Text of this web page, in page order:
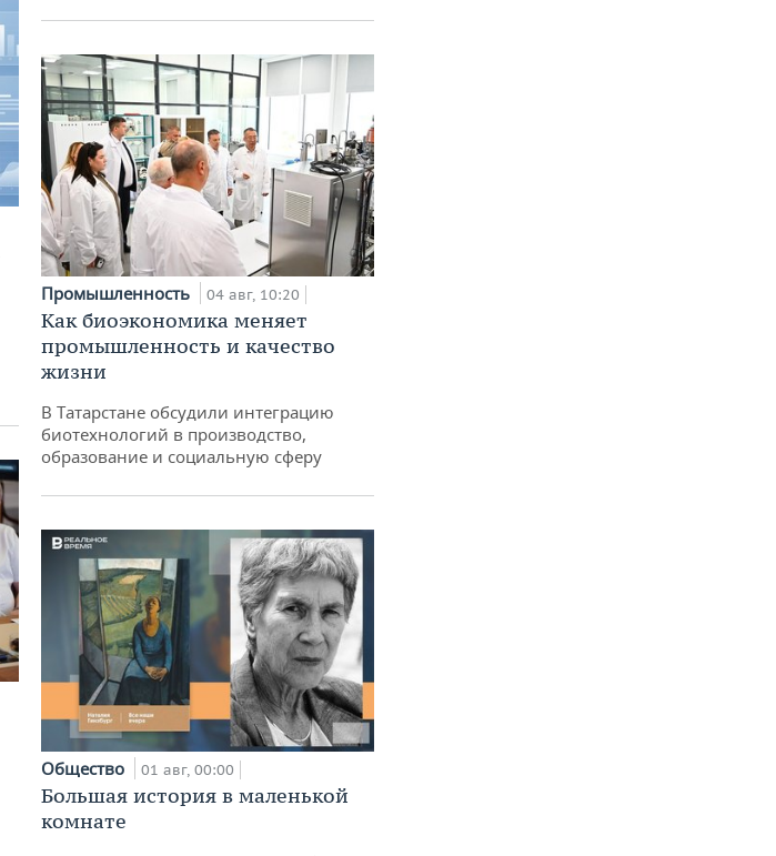
Промышленность 04 авг, 10:20
Как биоэкономика меняет
промышленность и качество
жизни
В Татарстане обсудили интеграцию
биотехнологий в производство,
образование и социальную сферу
Общество 01 авг, 00:00
Большая история в маленькой
комнате